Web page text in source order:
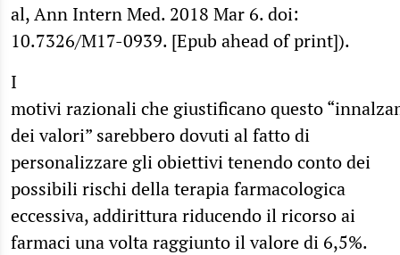
al, Ann Intern Med. 2018 Mar 6. doi:
10.7326/M17-0939. [Epub ahead of print]).
I
motivi razionali che giustificano questo
dei valori” sarebbero dovuti al fatto di
personalizzare gli obiettivi tenendo conto dei
possibili rischi della terapia farmacologica
eccessiva, addirittura riducendo il ricorso ai
farmaci una volta raggiunto il valore di 6,5%.